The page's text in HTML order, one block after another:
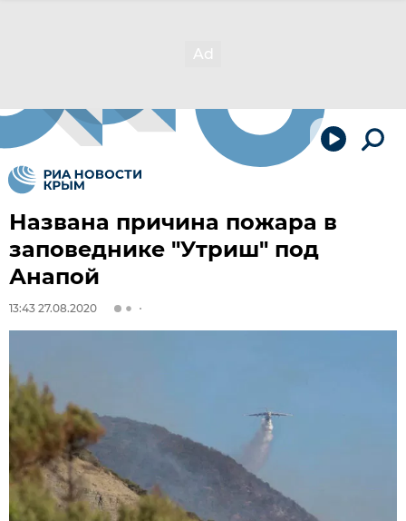
Названа причина пожара в
заповеднике "Утриш" под
Анапой
13:43 27.08.2020